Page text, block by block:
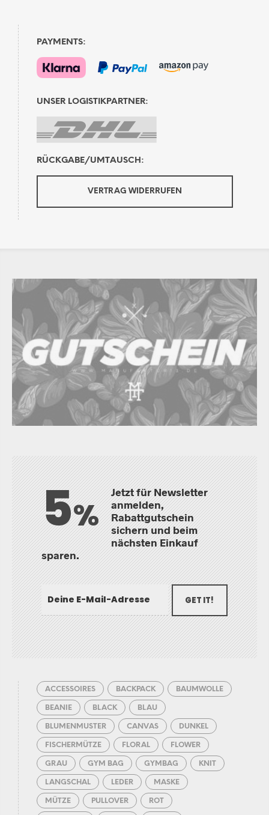
PAYMENTS:
UNSER LOGISTIKPARTNER:
RÜCKGABE/UMTAUSCH:
VERTRAG WIDERRUFEN
5%
Jetzt für Newsletter
anmelden,
Rabattgutschein
sichern und beim
nächsten Einkauf
sparen.
GET IT!
ACCESSOIRES BACKPACK BAUMWOLLE
BEANIE BLACK BLAU
BLUMENMUSTER CANVAS DUNKEL
FISCHERMÜTZE FLORAL FLOWER
GRAU GYM BAG GYMBAG KNIT
LANGSCHAL LEDER MASKE
MÜTZE PULLOVER ROT